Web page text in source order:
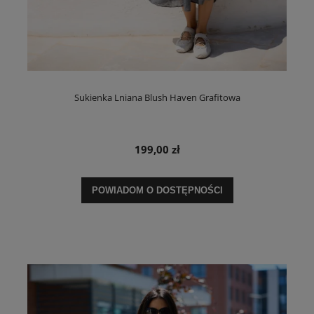
Sukienka Lniana Blush Haven Grafitowa
199,00 zł
POWIADOM O DOSTĘPNOŚCI